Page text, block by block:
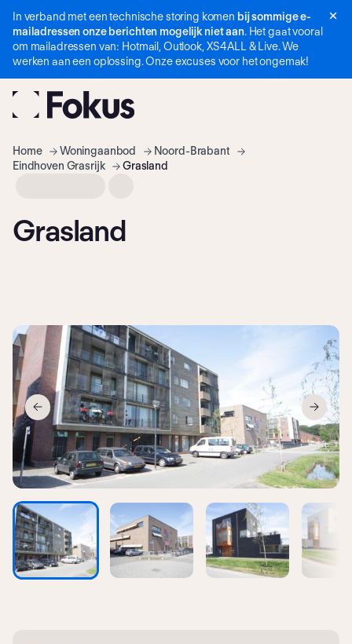
Navigatie
overslaan
In verband met een technische storing komen bij sommige e-
mailadressen onze berichten mogelijk niet aan. Het gaat vooral
om mailadressen van: Hotmail, Outlook, XS4ALL & Live. We
werken aan een oplossing. Onze excuses voor het ongemak!
Home Woning­aanbod
Noord-Brabant
Eindhoven Grasrijk
Grasland
Grasland